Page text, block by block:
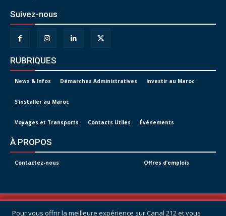
Suivez-nous
RUBRIQUES
News & Infos Démarches Administratives Investir au Maroc
S’installer au Maroc
Voyages et Transports Contacts Utiles Événements
À PROPOS
Contactez-nous Offres d’emplois
© Tous droits réservés -CANAL 212
Pour vous offrir la meilleure expérience sur Canal 212 et vous